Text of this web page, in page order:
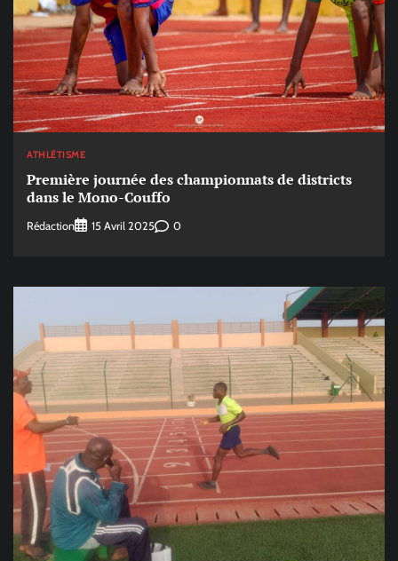
ATHLÉTISME
Première journée des championnats de districts
dans le Mono-Couffo
Rédaction 15 Avril 2025 0